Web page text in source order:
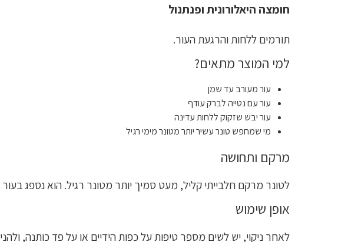
חומצה היאלורונית ופנתנול
תורמים ללחות והרגעת העור.
למי המוצר מתאים?
עור מעורב עד שמן
עור עם נטייה לברק עודף
עור יבש שזקוק ללחות עדינה
מי שמחפש טונר עשיר יותר מטונר מימי רגיל
מרקם ותחושה
לטונר מרקם חלבייתי קליל, מעט סמיך יותר מטונר רגיל. הוא נספג
אופן שימוש
לאחר ניקוי, יש לשים מספר טיפות על כפות הידיים או על פד כותנה,